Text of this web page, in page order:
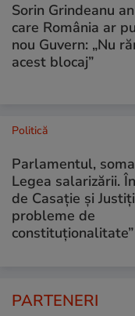
Sorin Grindeanu
care România ar
nou Guvern: „Nu
acest blocaj”
Politică
Parlamentul,
Legea salarizării.
de Casație și
probleme de
constituționalitate”
PARTENERI